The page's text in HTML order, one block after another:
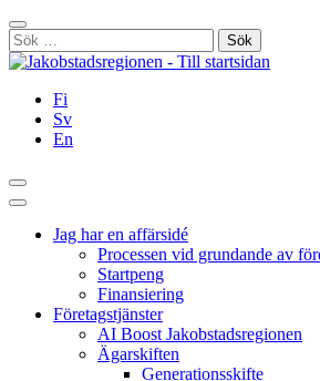
Hoppa
till
innehållet
Stäng
Sök
efter:
Fi
Sv
En
Sök
Huvudmeny
Jag har en affärsidé
Processen vid grundande av
Startpeng
Finansiering
Företagstjänster
AI Boost Jakobstadsregionen
Ägarskiften
Generationsskifte